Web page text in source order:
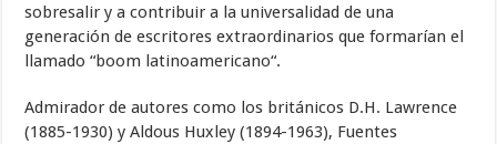
sobresalir y a contribuir a la universalidad de una
generación de escritores extraordinarios que formarían el
llamado “boom latinoamericano“.
Admirador de autores como los británicos D.H. Lawrence
(1885-1930) y Aldous Huxley (1894-1963), Fuentes